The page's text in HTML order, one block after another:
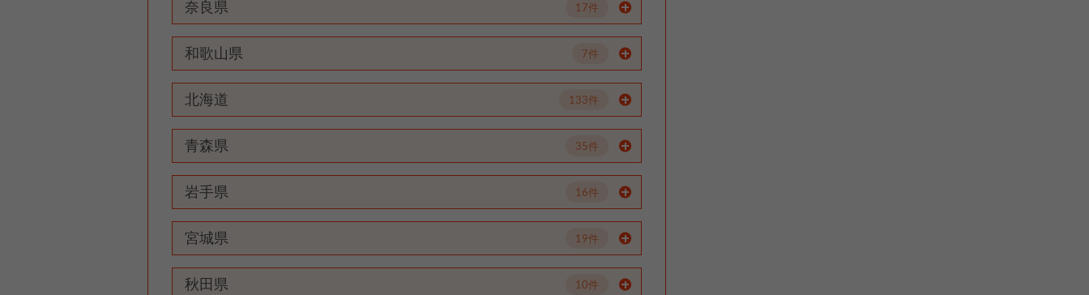
奈良県 17件
和歌山県 7件
北海道 133件
青森県 35件
岩手県 16件
宮城県 19件
秋田県 10件